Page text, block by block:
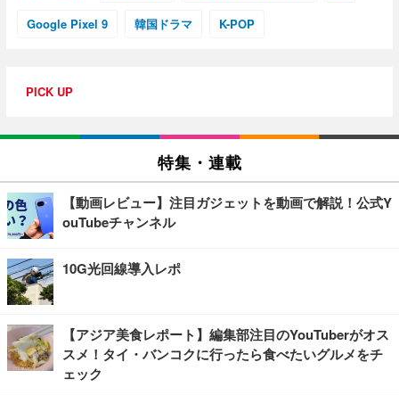
Google Pixel 9 韓国ドラマ K-POP
PICK UP
特集・連載
【動画レビュー】注目ガジェットを動画で解説！公式Y
ouTubeチャンネル
10G光回線導入レポ
【アジア美食レポート】編集部注目のYouTuberがオス
スメ！タイ・バンコクに行ったら食べたいグルメをチ
ェック